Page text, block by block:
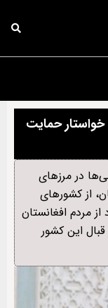
حمایت
در مرزهای
از کشورهای
مردم افغانستان
این کشور